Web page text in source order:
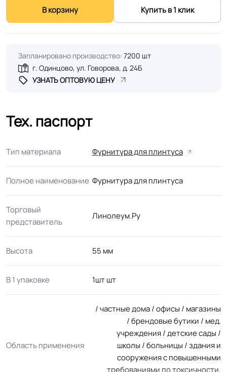
В корзину Купить в 1 клик
Запланировано производство: 7200 шт
г. Одинцово, ул. Говорова, д. 24Б
УЗНАТЬ ОПТОВУЮ ЦЕНУ
Тех. паспорт
Тип материала Фурнитура для плинтуса
Полное наименование Фурнитура для плинтуса
Торговый
представитель
Линолеум.Ру
Высота 55 мм
В 1 упаковке 1шт шт
Область применения
/ частные дома / офисы / магазины
/ брендовые бутики / мед.
учреждения / детские сады /
школы / больницы / здания и
сооружения с повышенными
требованиями по токсичности,